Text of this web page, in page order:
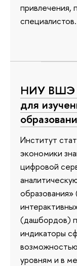
привлечения,
специалистов.
НИУ ВШЭ
для
Институт
экономики
цифровой
(дашбордов)
индикаторы
уровням и в